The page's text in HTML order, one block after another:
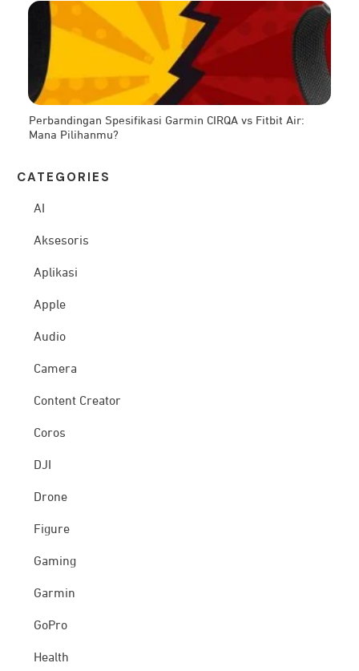
Perbandingan Spesifikasi Garmin CIRQA vs Fitbit Air:
Mana Pilihanmu?
CATEG ORIES
AI
Aksesoris
Aplikasi
Apple
Audio
Camera
Content Creator
Coros
DJI
Drone
Figure
Gaming
Garmin
GoPro
Health